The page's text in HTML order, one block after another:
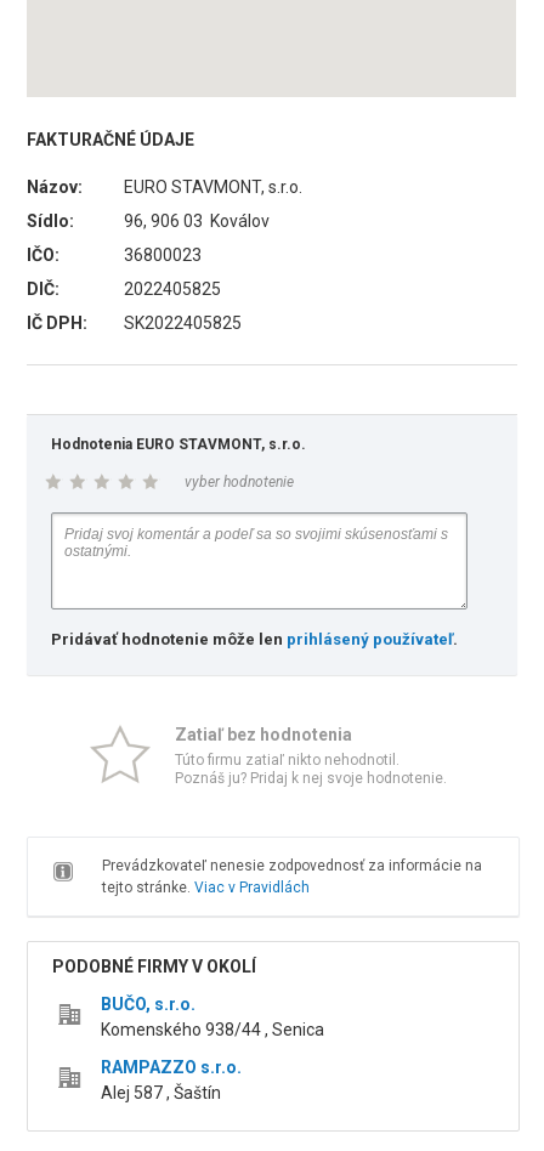
FAKTURAČNÉ ÚDAJE
Názov:
EURO STAVMONT, s.r.o.
Sídlo:
96, 906 03 Koválov
IČO:
36800023
DIČ:
2022405825
IČ DPH:
SK2022405825
Hodnotenia EURO STAVMONT, s.r.o.
vyber hodnotenie
Pridávať hodnotenie môže len prihlásený používateľ.
Zatiaľ bez hodnotenia
Túto firmu zatiaľ nikto nehodnotil.
Poznáš ju? Pridaj k nej svoje hodnotenie.
Prevádzkovateľ nenesie zodpovednosť za informácie na
tejto stránke. Viac v Pravidlách
PODOBNÉ FIRMY V OKOLÍ
BUČO, s.r.o.
Komenského 938/44 , Senica
RAMPAZZO s.r.o.
Alej 587 , Šaštín